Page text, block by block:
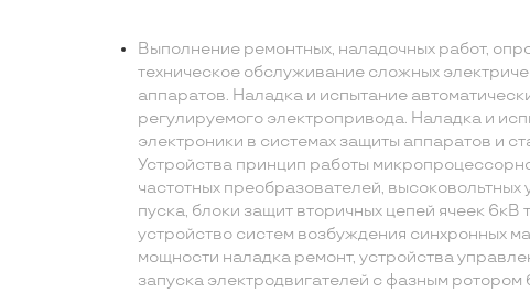
Выполнение ремонтных, наладочных работ,
техническое обслуживание сложных
аппаратов. Наладка и испытание
регулируемого электропривода. Наладка и
электроники в системах защиты аппаратов и
Устройства принцип работы
частотных преобразователей, высоковольтных
пуска, блоки защит вторичных цепей ячеек 6кВ
устройство систем возбуждения синхронных
мощности наладка ремонт, устройства
запуска электродвигателей с фазным